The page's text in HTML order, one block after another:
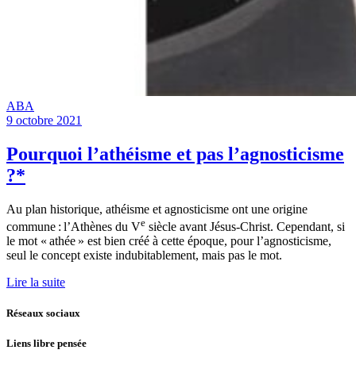
ABA
9 octobre 2021
Pourquoi l’athéisme et pas l’agnosticisme
?*
Au plan historique, athéisme et agnosticisme ont une origine
commune : l’Athènes du Ve siècle avant Jésus-Christ. Cependant, si
le mot « athée » est bien créé à cette époque, pour l’agnosticisme,
seul le concept existe indubitablement, mais pas le mot.
Lire la suite
Réseaux sociaux
Liens libre pensée